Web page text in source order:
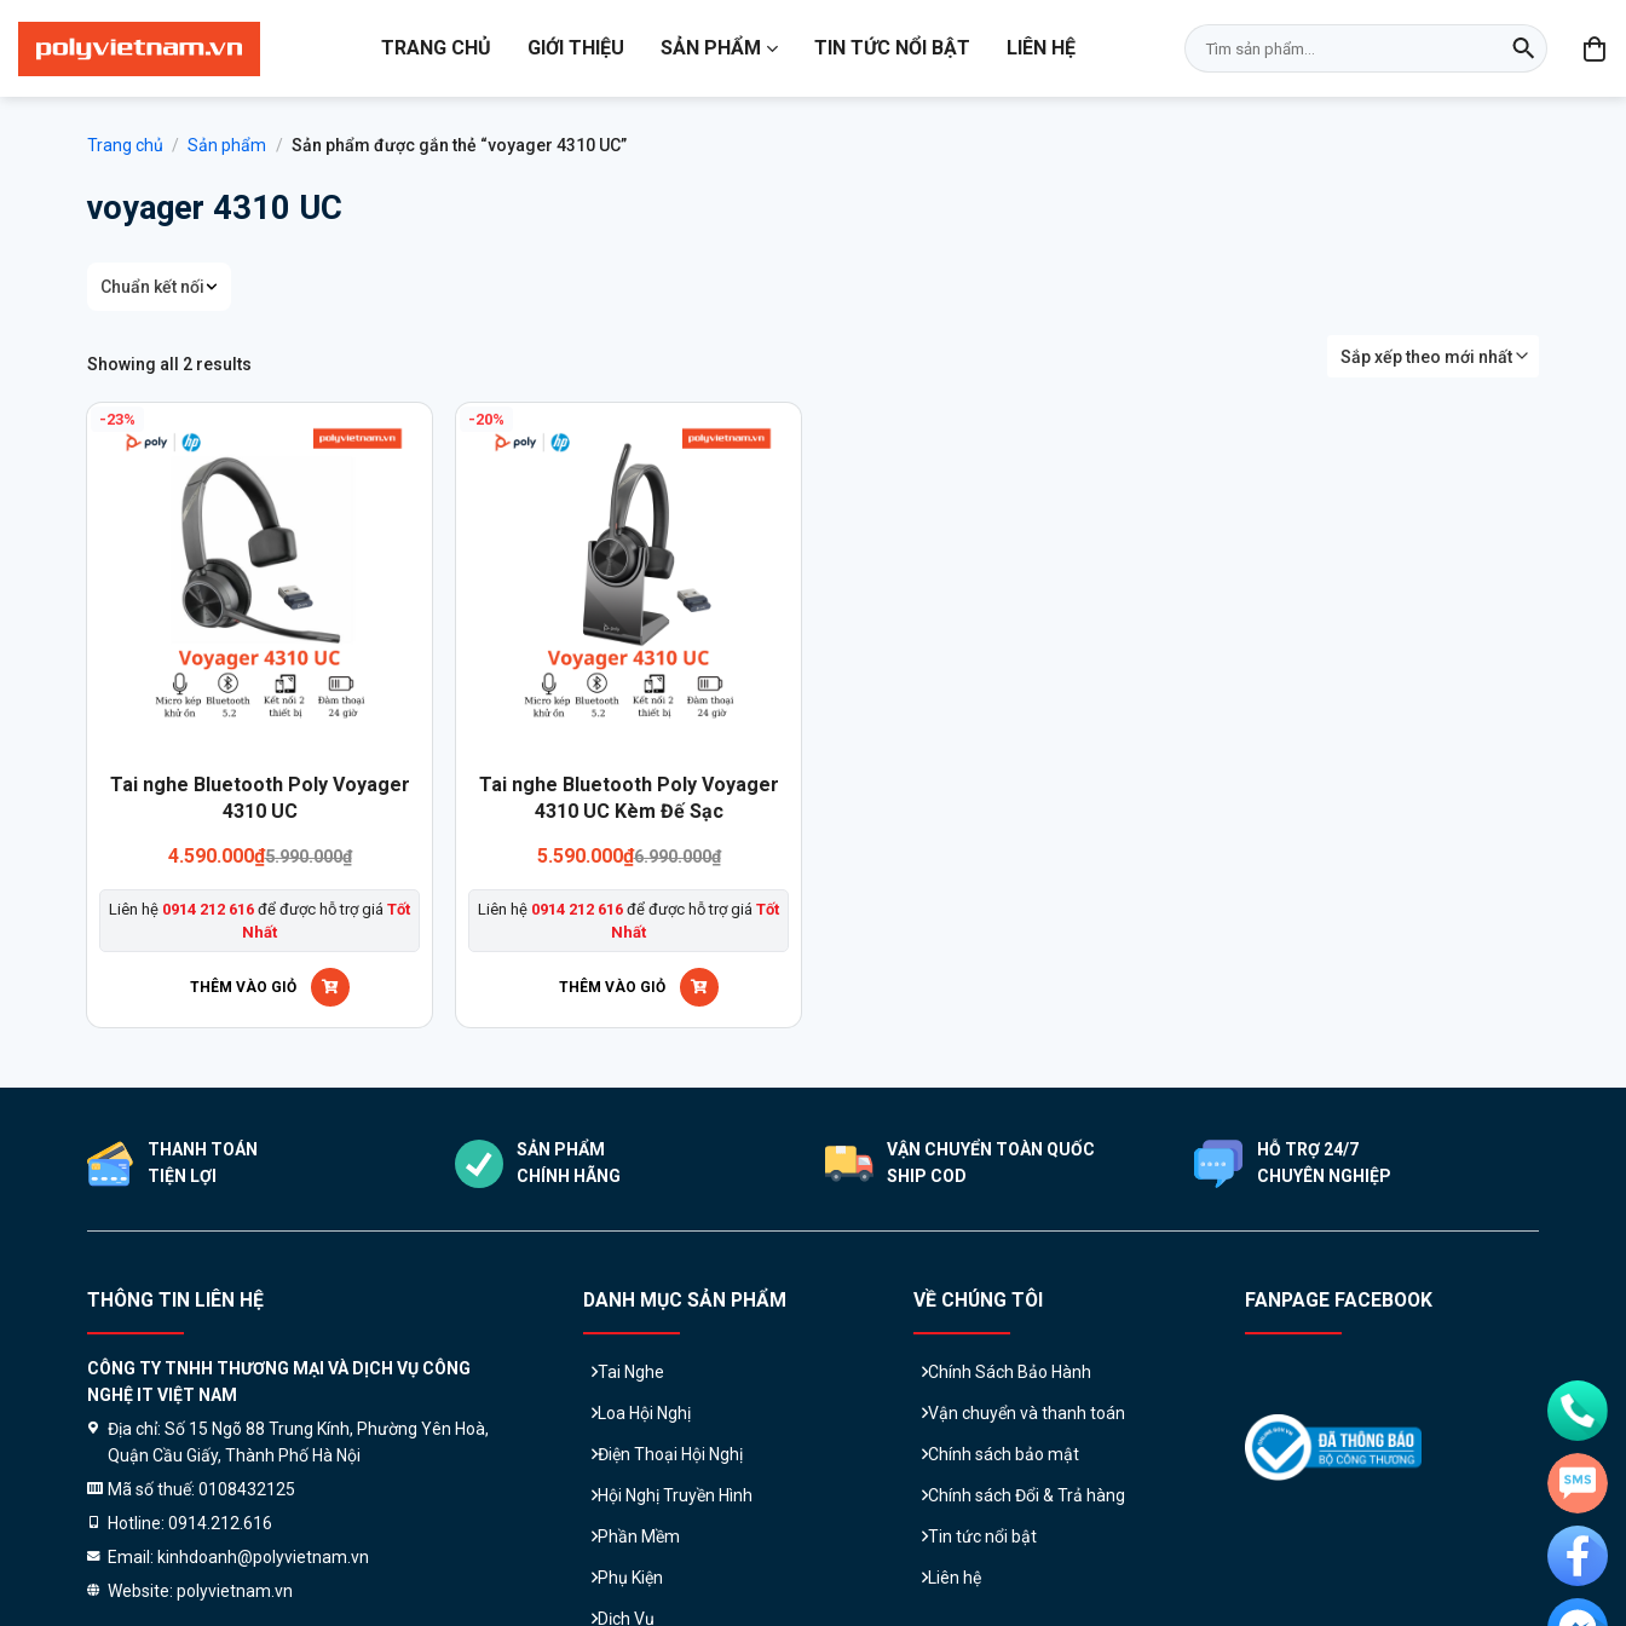
nội
dung
TRANG CHỦ GIỚI THIỆU SẢN PHẨM TIN TỨC NỔI BẬT LIÊN HỆ
Tìm
kiếm:
Trang chủ / Sản phẩm / Sản phẩm được gắn thẻ “voyager 4310 UC”
voyager 4310 UC
Chuẩn kết nối
Showing all 2 results
-23%
Tai nghe Bluetooth Poly Voyager
4310 UC
4.590.000₫5.990.000₫
Liên hệ 0914 212 616 để được hỗ trợ giá Tốt
Nhất
THÊM VÀO GIỎ
Sản
nhiều
thể.
được
chọn
trang
phẩm
-20%
Tai nghe Bluetooth Poly Voyager
4310 UC Kèm Đế Sạc
5.590.000₫6.990.000₫
Liên hệ 0914 212 616 để được hỗ trợ giá Tốt
Nhất
THÊM VÀO GIỎ
Sản
nhiều
thể.
được
chọn
trang
THANH TOÁN
TIỆN LỢI
SẢN PHẨM
CHÍNH HÃNG
VẬN CHUYỂN TOÀN QUỐC
SHIP COD
HỖ TRỢ 24/7
CHUYÊN NGHIỆP
THÔNG TIN LIÊN HỆ
CÔNG TY TNHH THƯƠNG MẠI VÀ DỊCH VỤ CÔNG
NGHỆ IT VIỆT NAM
Địa chỉ: Số 15 Ngõ 88 Trung Kính, Phường Yên Hoà,
Quận Cầu Giấy, Thành Phố Hà Nội
Mã số thuế: 0108432125
Hotline: 0914.212.616
Email: kinhdoanh@polyvietnam.vn
Website: polyvietnam.vn
DANH MỤC SẢN PHẨM
Tai Nghe
Loa Hội Nghị
Điện Thoại Hội Nghị
Hội Nghị Truyền Hình
Phần Mềm
Phụ Kiện
Dịch Vụ
VỀ CHÚNG TÔI
Chính Sách Bảo Hành
Vận chuyển và thanh toán
Chính sách bảo mật
Chính sách Đổi & Trả hàng
Tin tức nổi bật
Liên hệ
FANPAGE FACEBOOK